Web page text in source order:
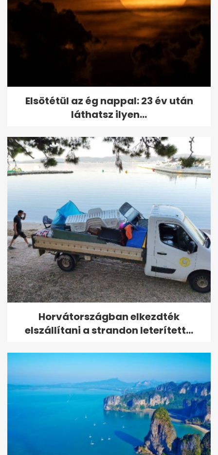
Elsötétül az ég nappal: 23 év után
láthatsz ilyen...
Horvátországban elkezdték
elszállítani a strandon leterített...